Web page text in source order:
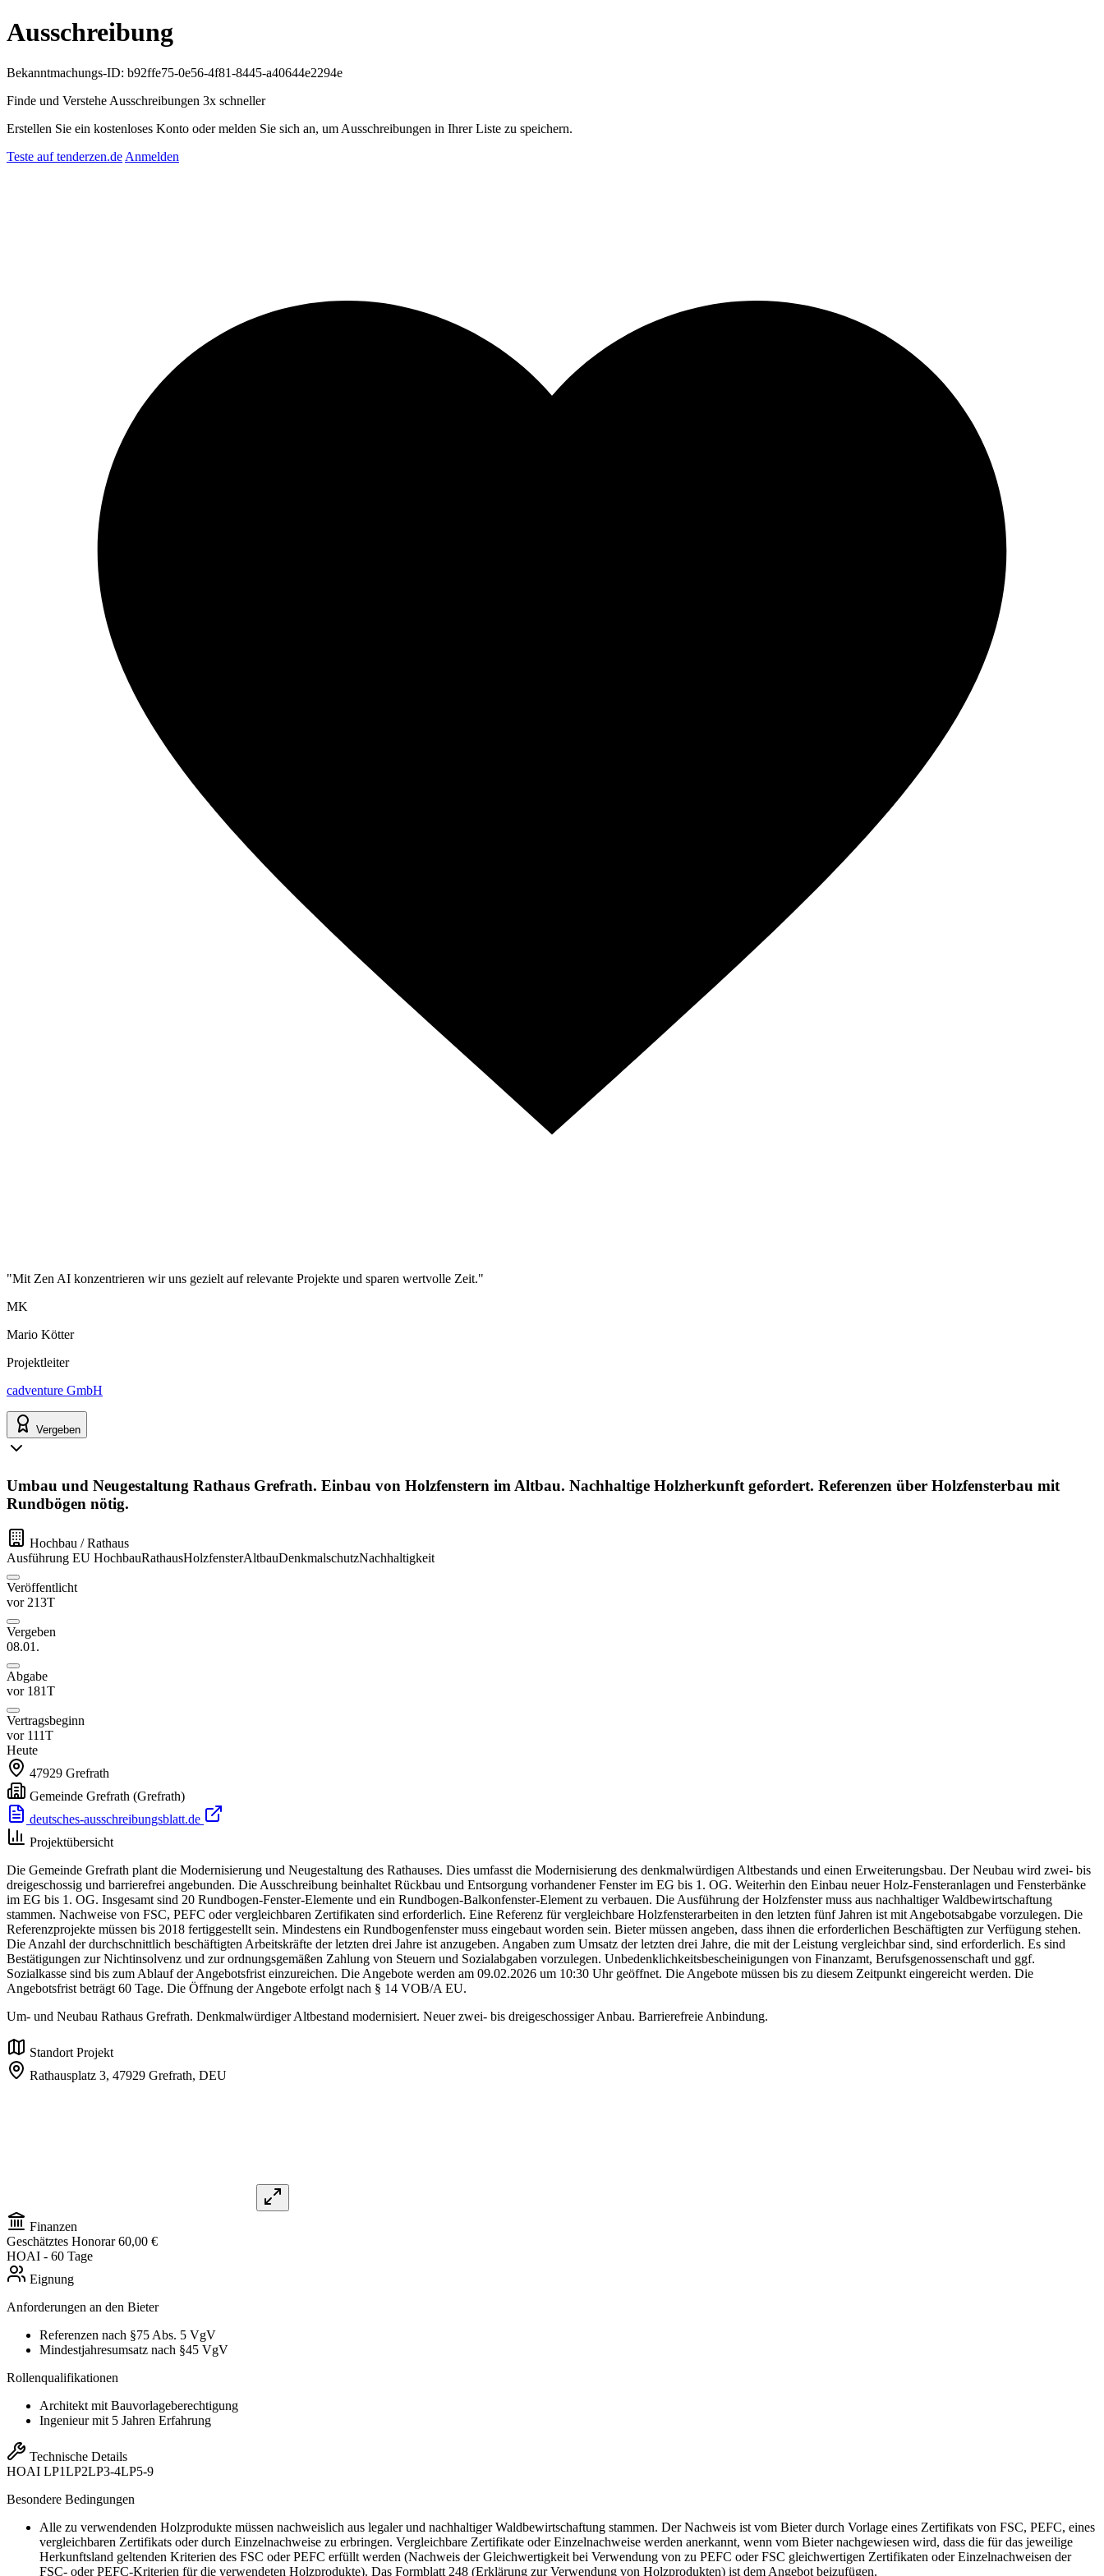
Ausschreibung
Bekanntmachungs-ID: b92ffe75-0e56-4f81-8445-a40644e2294e
Finde und Verstehe Ausschreibungen 3x schneller
Erstellen Sie ein kostenloses Konto oder melden Sie sich an, um Ausschreibungen in Ihrer Liste zu speichern.
Teste auf tenderzen.de Anmelden
"Mit Zen AI konzentrieren wir uns gezielt auf relevante Projekte und sparen wertvolle Zeit."
MK
Mario Kötter
Projektleiter
cadventure GmbH
Vergeben
Umbau und Neugestaltung Rathaus Grefrath. Einbau von Holzfenstern im Altbau. Nachhaltige Holzherkunft gefordert. Referenzen über Holzfensterbau mit
Rundbögen nötig.
Hochbau / Rathaus
Ausführung EU HochbauRathausHolzfensterAltbauDenkmalschutzNachhaltigkeit
Veröffentlicht
vor 213T
Vergeben
08.01.
Abgabe
vor 181T
Vertragsbeginn
vor 111T
Heute
47929 Grefrath
Gemeinde Grefrath (Grefrath)
deutsches-ausschreibungsblatt.de
Projektübersicht
Die Gemeinde Grefrath plant die Modernisierung und Neugestaltung des Rathauses. Dies umfasst die Modernisierung des denkmalwürdigen Altbestands und einen Erweiterungsbau. Der Neubau wird zwei- bis
dreigeschossig und barrierefrei angebunden. Die Ausschreibung beinhaltet Rückbau und Entsorgung vorhandener Fenster im EG bis 1. OG. Weiterhin den Einbau neuer Holz-Fensteranlagen und Fensterbänke
im EG bis 1. OG. Insgesamt sind 20 Rundbogen-Fenster-Elemente und ein Rundbogen-Balkonfenster-Element zu verbauen. Die Ausführung der Holzfenster muss aus nachhaltiger Waldbewirtschaftung
stammen. Nachweise von FSC, PEFC oder vergleichbaren Zertifikaten sind erforderlich. Eine Referenz für vergleichbare Holzfensterarbeiten in den letzten fünf Jahren ist mit Angebotsabgabe vorzulegen. Die
Referenzprojekte müssen bis 2018 fertiggestellt sein. Mindestens ein Rundbogenfenster muss eingebaut worden sein. Bieter müssen angeben, dass ihnen die erforderlichen Beschäftigten zur Verfügung stehen.
Die Anzahl der durchschnittlich beschäftigten Arbeitskräfte der letzten drei Jahre ist anzugeben. Angaben zum Umsatz der letzten drei Jahre, die mit der Leistung vergleichbar sind, sind erforderlich. Es sind
Bestätigungen zur Nichtinsolvenz und zur ordnungsgemäßen Zahlung von Steuern und Sozialabgaben vorzulegen. Unbedenklichkeitsbescheinigungen von Finanzamt, Berufsgenossenschaft und ggf.
Sozialkasse sind bis zum Ablauf der Angebotsfrist einzureichen. Die Angebote werden am 09.02.2026 um 10:30 Uhr geöffnet. Die Angebote müssen bis zu diesem Zeitpunkt eingereicht werden. Die
Angebotsfrist beträgt 60 Tage. Die Öffnung der Angebote erfolgt nach § 14 VOB/A EU.
Um- und Neubau Rathaus Grefrath. Denkmalwürdiger Altbestand modernisiert. Neuer zwei- bis dreigeschossiger Anbau. Barrierefreie Anbindung.
Standort Projekt
Rathausplatz 3, 47929 Grefrath, DEU
Finanzen
Geschätztes Honorar 60,00 €
HOAI - 60 Tage
Eignung
Anforderungen an den Bieter
Referenzen nach §75 Abs. 5 VgV
Mindestjahresumsatz nach §45 VgV
Rollenqualifikationen
Architekt mit Bauvorlageberechtigung
Ingenieur mit 5 Jahren Erfahrung
Technische Details
HOAI LP1LP2LP3-4LP5-9
Besondere Bedingungen
Alle zu verwendenden Holzprodukte müssen nachweislich aus legaler und nachhaltiger Waldbewirtschaftung stammen. Der Nachweis ist vom Bieter durch Vorlage eines Zertifikats von FSC, PEFC, eines
vergleichbaren Zertifikats oder durch Einzelnachweise zu erbringen. Vergleichbare Zertifikate oder Einzelnachweise werden anerkannt, wenn vom Bieter nachgewiesen wird, dass die für das jeweilige
Herkunftsland geltenden Kriterien des FSC oder PEFC erfüllt werden (Nachweis der Gleichwertigkeit bei Verwendung von zu PEFC oder FSC gleichwertigen Zertifikaten oder Einzelnachweisen der
FSC- oder PEFC-Kriterien für die verwendeten Holzprodukte). Das Formblatt 248 (Erklärung zur Verwendung von Holzprodukten) ist dem Angebot beizufügen.